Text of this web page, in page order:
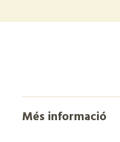
Més informació